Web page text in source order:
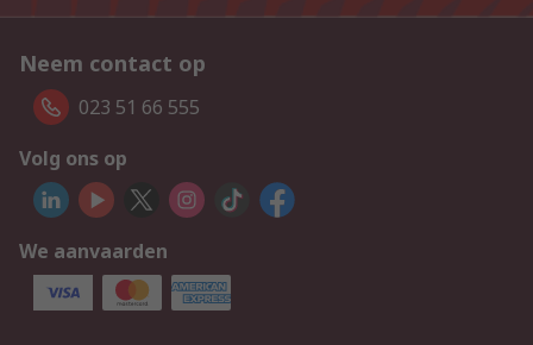
Neem contact op
023 51 66 555
Volg ons op
We aanvaarden